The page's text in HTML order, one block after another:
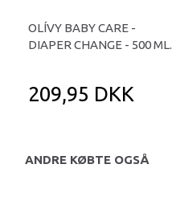
OLÍVY BABY CARE -
DIAPER CHANGE - 500 ML.
209,95 DKK
ANDRE KØBTE OGSÅ